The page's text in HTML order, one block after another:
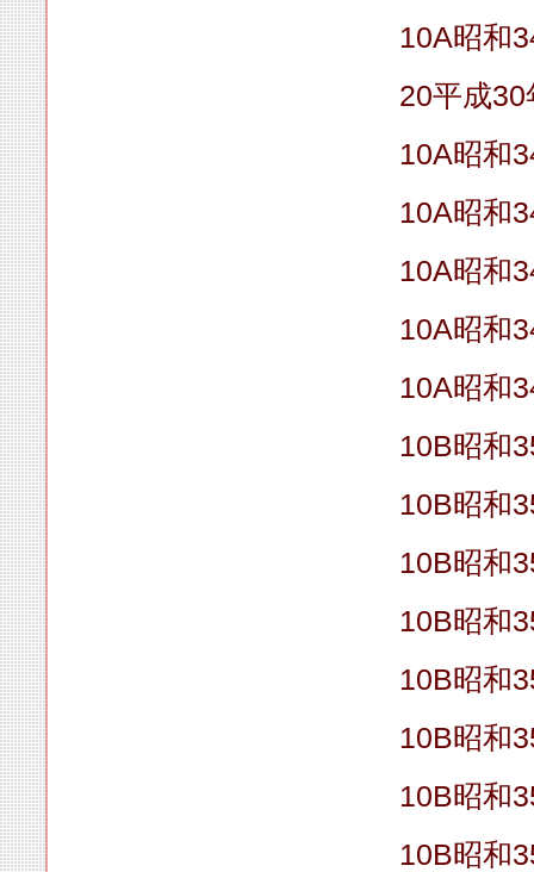
10A昭和
20平成
10A昭和
10A昭和
10A昭和
10A昭和
10A昭和
10B昭和
10B昭和
10B昭和
10B昭和
10B昭和
10B昭和
10B昭和
10B昭和